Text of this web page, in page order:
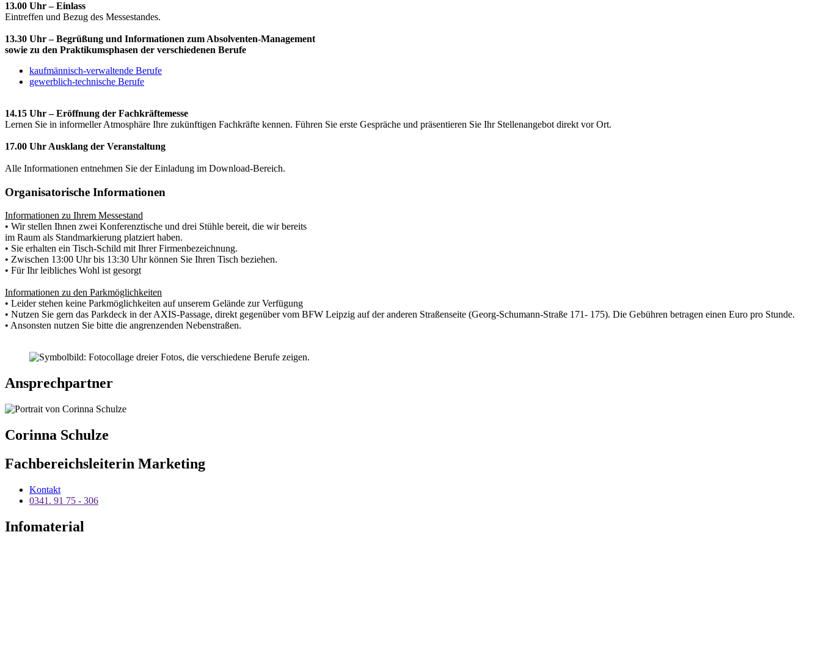
13.00 Uhr – Einlass
Eintreffen und Bezug des Messestandes.
13.30 Uhr – Begrüßung und Informationen zum Absolventen-Management
sowie zu den Praktikumsphasen der verschiedenen Berufe
kaufmännisch-verwaltende Berufe
gewerblich-technische Berufe
14.15 Uhr – Eröffnung der Fachkräftemesse
Lernen Sie in informeller Atmosphäre Ihre zukünftigen Fachkräfte kennen. Führen Sie erste Gespräche und präsentieren Sie Ihr Stellenangebot direkt vor Ort.
17.00 Uhr Ausklang der Veranstaltung
Alle Informationen entnehmen Sie der Einladung im Download-Bereich.
Organisatorische Informationen
Informationen zu Ihrem Messestand
• Wir stellen Ihnen zwei Konferenztische und drei Stühle bereit, die wir bereits
im Raum als Standmarkierung platziert haben.
• Sie erhalten ein Tisch-Schild mit Ihrer Firmenbezeichnung.
• Zwischen 13:00 Uhr bis 13:30 Uhr können Sie Ihren Tisch beziehen.
• Für Ihr leibliches Wohl ist gesorgt
Informationen zu den Parkmöglichkeiten
• Leider stehen keine Parkmöglichkeiten auf unserem Gelände zur Verfügung
• Nutzen Sie gern das Parkdeck in der AXIS-Passage, direkt gegenüber vom BFW Leipzig auf der anderen Straßenseite (Georg-Schumann-Straße 171- 175). Die Gebühren betragen einen Euro pro Stunde.
• Ansonsten nutzen Sie bitte die angrenzenden Nebenstraßen.
Ansprechpartner
Corinna Schulze
Fachbereichsleiterin Marketing
Kontakt
0341. 91 75 - 306
Infomaterial